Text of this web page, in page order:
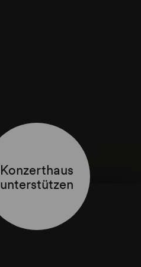
Konzerthaus
unterstützen